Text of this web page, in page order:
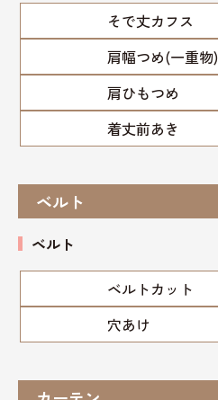
そで丈カフス
肩幅つめ(一重物)
肩ひもつめ
着丈前あき
ベルト
ベルト
ベルトカット
穴あけ